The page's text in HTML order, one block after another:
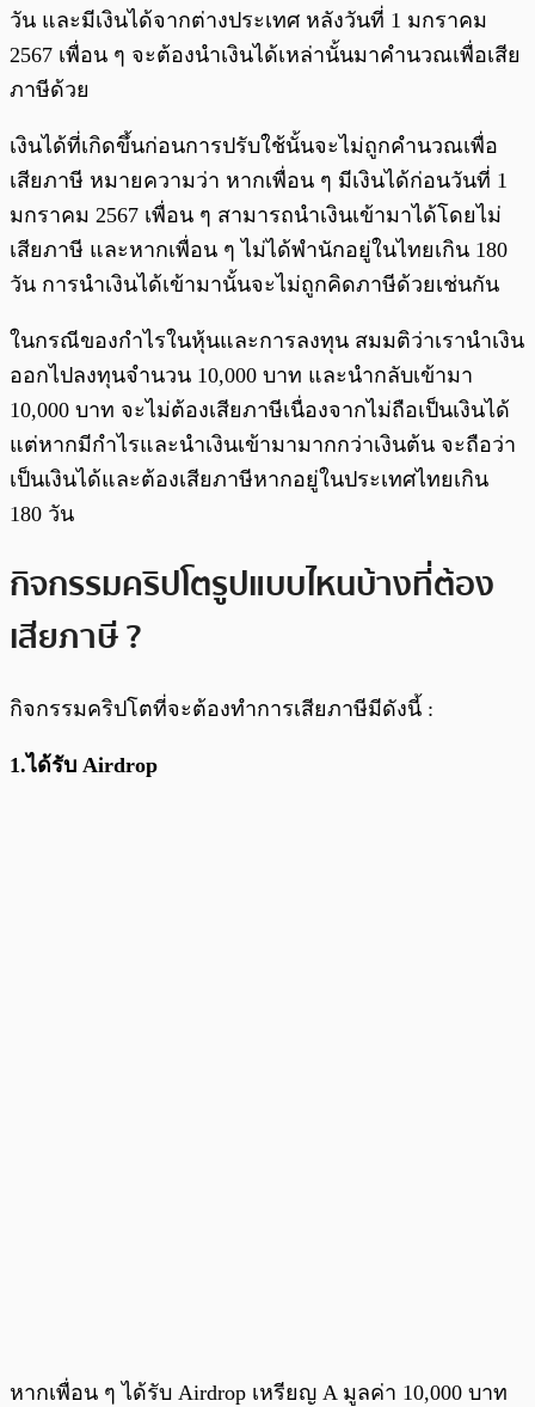
วัน และมีเงินได้จากต่างประเทศ หลังวันที่ 1 มกราคม
2567 เพื่อน ๆ จะต้องนำเงินได้เหล่านั้นมาคำนวณเพื่อเสีย
ภาษีด้วย
เงินได้ที่เกิดขึ้นก่อนการปรับใช้นั้นจะไม่ถูกคำนวณเพื่อ
เสียภาษี หมายความว่า หากเพื่อน ๆ มีเงินได้ก่อนวันที่ 1
มกราคม 2567 เพื่อน ๆ สามารถนำเงินเข้ามาได้โดยไม่
เสียภาษี และหากเพื่อน ๆ ไม่ได้พำนักอยู่ในไทยเกิน 180
วัน การนำเงินได้เข้ามานั้นจะไม่ถูกคิดภาษีด้วยเช่นกัน
ในกรณีของกำไรในหุ้นและการลงทุน สมมติว่าเรานำเงิน
ออกไปลงทุนจำนวน 10,000 บาท และนำกลับเข้ามา
10,000 บาท จะไม่ต้องเสียภาษีเนื่องจากไม่ถือเป็นเงินได้
แต่หากมีกำไรและนำเงินเข้ามามากกว่าเงินต้น จะถือว่า
เป็นเงินได้และต้องเสียภาษีหากอยู่ในประเทศไทยเกิน
180 วัน
กิจกรรมคริปโตรูปแบบไหนบ้างที่ต้อง
เสียภาษี ?
กิจกรรมคริปโตที่จะต้องทำการเสียภาษีมีดังนี้ :
1.ได้รับ Airdrop
หากเพื่อน ๆ ได้รับ Airdrop เหรียญ A มูลค่า 10,000 บาท